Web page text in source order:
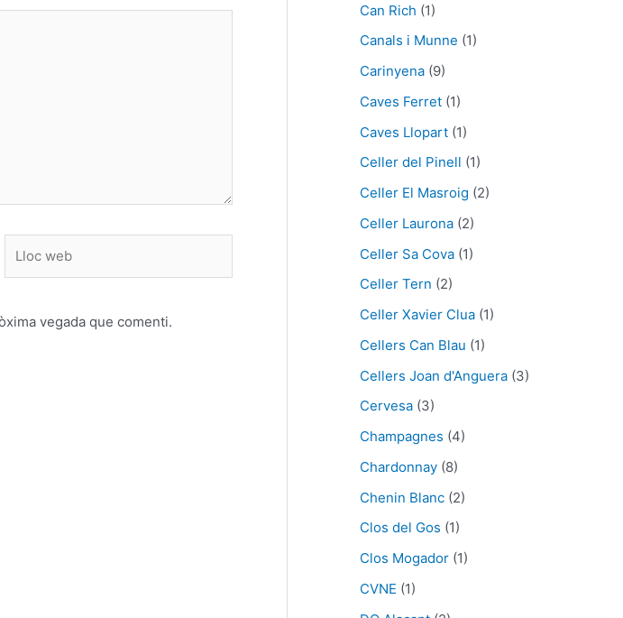
web
vegada que comenti.
Can Rich (1)
Canals i Munne (1)
Carinyena (9)
Caves Ferret (1)
Caves Llopart (1)
Celler del Pinell (1)
Celler El Masroig (2)
Celler Laurona (2)
Celler Sa Cova (1)
Celler Tern (2)
Celler Xavier Clua (1)
Cellers Can Blau (1)
Cellers Joan d'Anguera (3)
Cervesa (3)
Champagnes (4)
Chardonnay (8)
Chenin Blanc (2)
Clos del Gos (1)
Clos Mogador (1)
CVNE (1)